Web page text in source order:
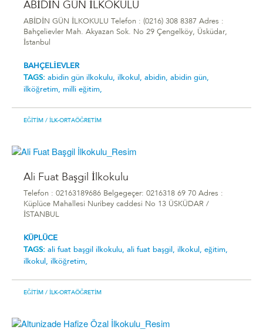
ABİDİN GÜN İLKOKULU
ABİDİN GÜN İLKOKULU Telefon : (0216) 308 8387 Adres :
Bahçelievler Mah. Akyazan Sok. No 29 Çengelköy, Üsküdar,
İstanbul
BAHÇELİEVLER
TAGS: abi̇di̇n gün i̇lkokulu, ilkokul, abidin, abidin gün,
ilköğretim, milli eğitim,
EĞITIM / İLK-ORTAÖĞRETIM
Ali Fuat Başgil İlkokulu
Telefon : 02163189686 Belgegeçer: 0216318 69 70 Adres :
Küplüce Mahallesi Nuribey caddesi No 13 ÜSKÜDAR /
İSTANBUL
KÜPLÜCE
TAGS: ali fuat başgil i̇lkokulu, ali fuat başgil, ilkokul, eğitim,
ilkokul, ilköğretim,
EĞITIM / İLK-ORTAÖĞRETIM